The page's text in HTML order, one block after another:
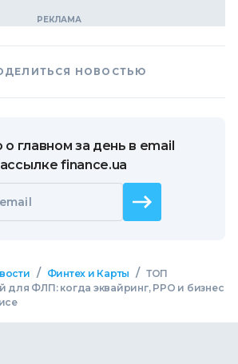
НОВОСТЬЮ
о главном за день в email
finance.ua
/ Финтех и Карты / ТОП
для ФЛП: когда эквайринг, РРО и бизнес